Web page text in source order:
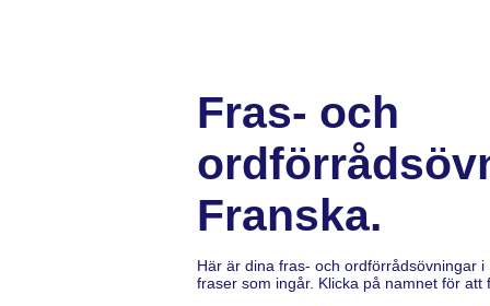
Fras- och
Franska.
Här är dina fras- och ordförrådsövningar
fraser som ingår. Klicka på namnet för att